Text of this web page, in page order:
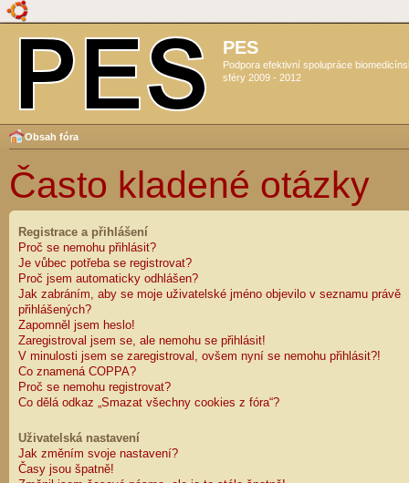
PES
Podpora efektivní spolupráce
sféry 2009 - 2012
Obsah fóra
Často kladené otázky
Registrace a přihlášení
Proč se nemohu přihlásit?
Je vůbec potřeba se registrovat?
Proč jsem automaticky odhlášen?
Jak zabráním, aby se moje uživatelské jméno objevilo v seznamu právě
přihlášených?
Zapomněl jsem heslo!
Zaregistroval jsem se, ale nemohu se přihlásit!
V minulosti jsem se zaregistroval, ovšem nyní se nemohu přihlásit?!
Co znamená COPPA?
Proč se nemohu registrovat?
Co dělá odkaz „Smazat všechny cookies z fóra“?
Uživatelská nastavení
Jak změním svoje nastavení?
Časy jsou špatně!